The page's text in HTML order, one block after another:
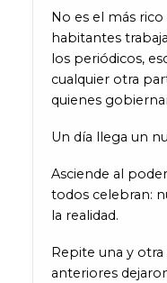
No es el más
habitantes
los periódicos,
cualquier otra
quienes
Un día llega un
Asciende al
todos celebran:
la realidad.
Repite una y
anteriores